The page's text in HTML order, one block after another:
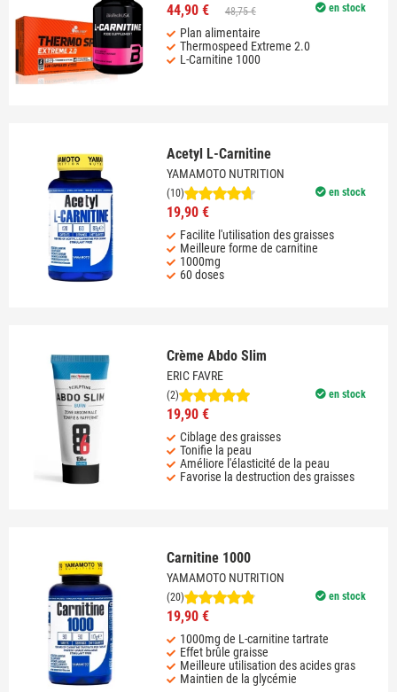
en stock
44,90 € 48,75 €
Plan alimentaire
Thermospeed Extreme 2.0
L-Carnitine 1000
Acetyl L-Carnitine
YAMAMOTO NUTRITION
en stock
(10)
19,90 €
Facilite l'utilisation des graisses
Meilleure forme de carnitine
1000mg
60 doses
Crème Abdo Slim
ERIC FAVRE
en stock
(2)
19,90 €
Ciblage des graisses
Tonifie la peau
Améliore l'élasticité de la peau
Favorise la destruction des graisses
Carnitine 1000
YAMAMOTO NUTRITION
en stock
(20)
19,90 €
1000mg de L-carnitine tartrate
Effet brûle graisse
Meilleure utilisation des acides gras
Maintien de la glycémie